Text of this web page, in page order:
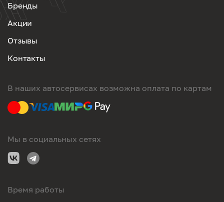
Бренды
Акции
Отзывы
Контакты
В наших автосервисах возможна оплата по картам
Мы в социальных сетях
Время работы